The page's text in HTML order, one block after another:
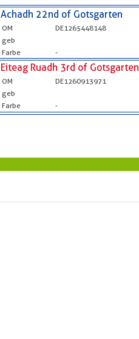
Achadh 22nd of Gotsgarten
OM
DE1265448148
geb
Farbe
-
Eiteag Ruadh 3rd of Gotsgarten
OM
DE1260913971
geb
Farbe
-